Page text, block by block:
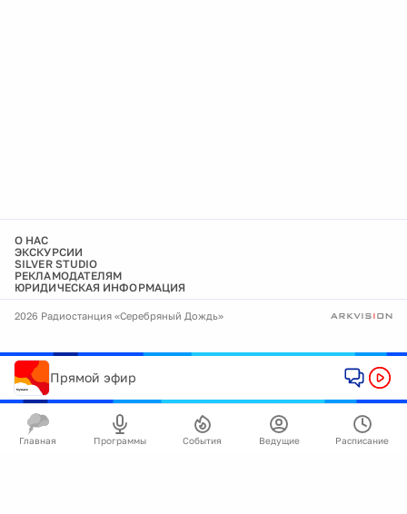
О НАС
ЭКСКУРСИИ
SILVER STUDIO
РЕКЛАМОДАТЕЛЯМ
ЮРИДИЧЕСКАЯ ИНФОРМАЦИЯ
2026 Радиостанция «Серебряный Дождь»
Прямой эфир
Главная Программы События Ведущие Расписание